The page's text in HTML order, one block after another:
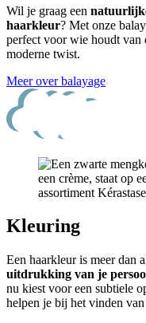
Wil je graag een
haarkleur? Met onze
perfect voor wie houdt van
moderne twist.
Meer over balayage
Kleuring
Een haarkleur is meer dan
uitdrukking van je
nu kiest voor een subtiele
helpen je bij het vinden